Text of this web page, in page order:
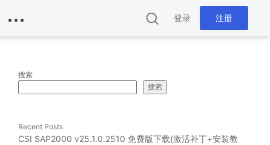
登录 注册
搜索
搜索
Recent Posts
CSI SAP2000 v25.1.0.2510 免费版下载(激活补丁+安装教